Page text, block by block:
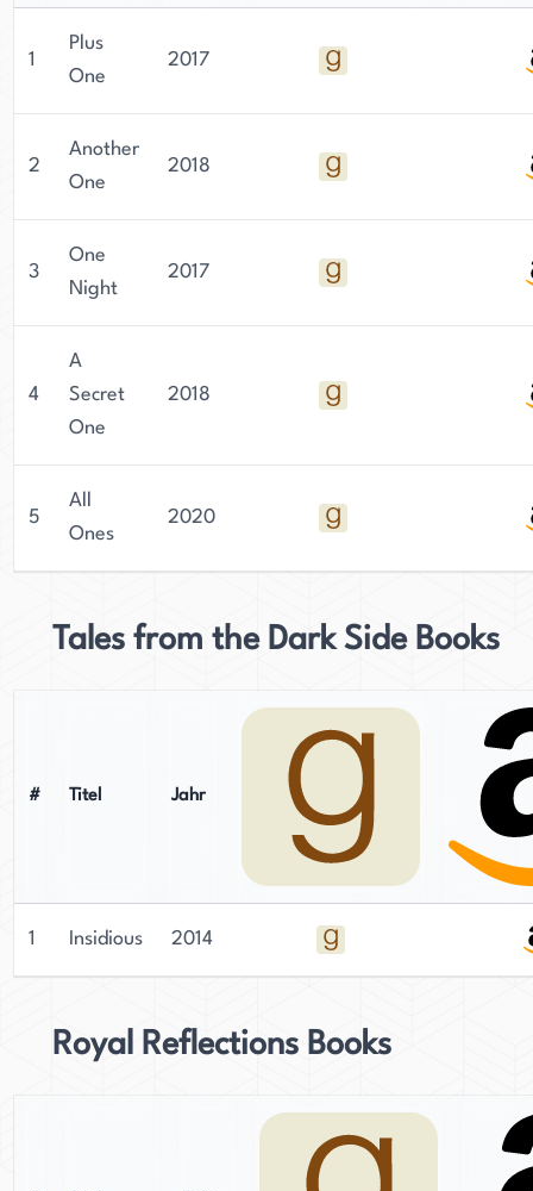
1
Plus
One
2017
2
Another
One
2018
3
One
Night
2017
4
A
Secret
One
2018
5
All
Ones
2020
Tales from the Dark Side Books
# Titel Jahr
1 Insidious 2014
Royal Reflections Books